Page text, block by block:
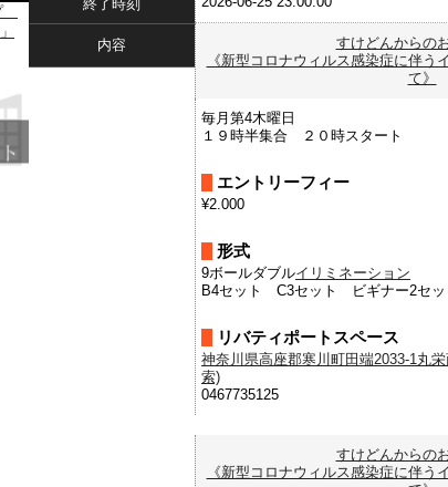
終了時刻
内容
すけどんからの
《新型コロナウィルス感染症に伴う
て》
毎月第4木曜日
１９時半集合 ２０時スタート
エントリーフィー
¥2.000
形式
9ボールダブルイリミネーション
B4セット C3セット ビギナー2セッ
リバティポートスペース
神奈川県高座郡寒川町田端2033-1丸
索)
0467735125
すけどんからの
《新型コロナウィルス感染症に伴う